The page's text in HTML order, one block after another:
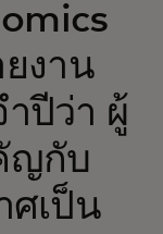
งาน
ปีว่า ผู้
ญกับ
ศเป็น